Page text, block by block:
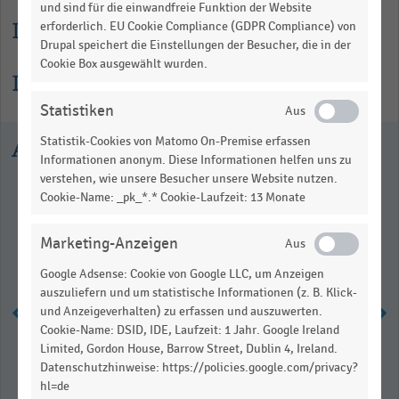
Lesehilfe
Informationen zur Statistik
Ausgewählte Statistiken
Eingeplantes Budget von
Verbraucher:innen in Deutschland
und sind für die einwandfreie Funktion der Website
erforderlich. EU Cookie Compliance (GDPR Compliance) von
Drupal speichert die Einstellungen der Besucher, die in der
Cookie Box ausgewählt wurden.
Statistiken
Statistik-Cookies von Matomo On-Premise erfassen
Informationen anonym. Diese Informationen helfen uns zu
verstehen, wie unsere Besucher unsere Website nutzen.
Cookie-Name: _pk_*.* Cookie-Laufzeit: 13 Monate
Marketing-Anzeigen
Google Adsense: Cookie von Google LLC, um Anzeigen
auszuliefern und um statistische Informationen (z. B. Klick-
und Anzeigeverhalten) zu erfassen und auszuwerten.
Cookie-Name: DSID, IDE, Laufzeit: 1 Jahr. Google Ireland
Limited, Gordon House, Barrow Street, Dublin 4, Ireland.
Datenschutzhinweise: https://policies.google.com/privacy?
hl=de